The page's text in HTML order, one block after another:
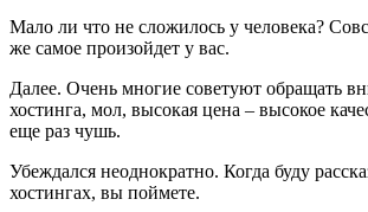
Мало ли что не сложилось у человека?
же самое произойдет у вас.
Далее. Очень многие советуют обращать
хостинга, мол, высокая цена – высокое
еще раз чушь.
Убеждался неоднократно. Когда буду
хостингах, вы поймете.